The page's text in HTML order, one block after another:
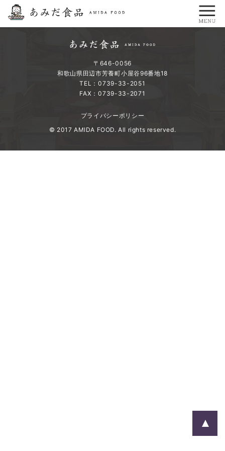
〒646-0056
和歌山県田辺市芳養町小屋谷96番地18
TEL：0739-33-2051
FAX：0739-33-2071
プライバシーポリシー
© 2017 AMIDA FOOD. All rights reserved.